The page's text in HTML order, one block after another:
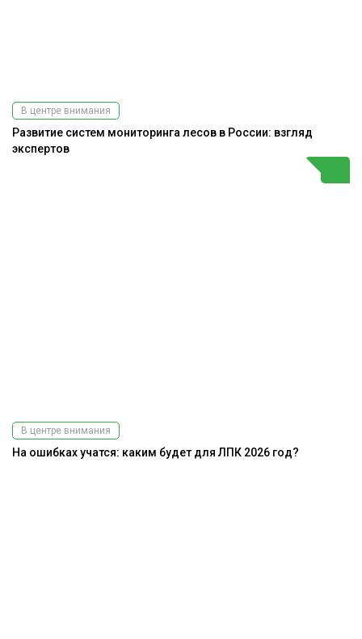
В центре внимания
Развитие систем мониторинга лесов в России: взгляд
экспертов
В центре внимания
На ошибках учатся: каким будет для ЛПК 2026 год?